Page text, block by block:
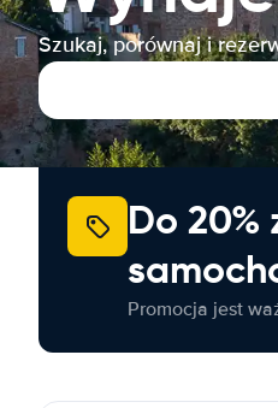
Szukaj, porównaj i
Do
Promocja jest